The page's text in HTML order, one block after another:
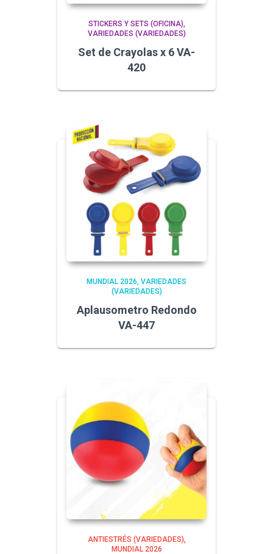
STICKERS Y SETS (OFICINA)
VARIEDADES (VARIEDADES)
Set de Crayolas x 6 VA-
420
MUNDIAL 2026 VARIEDADES
(VARIEDADES)
Aplausometro Redondo
VA-447
ANTIESTRÉS (VARIEDADES)
MUNDIAL 2026